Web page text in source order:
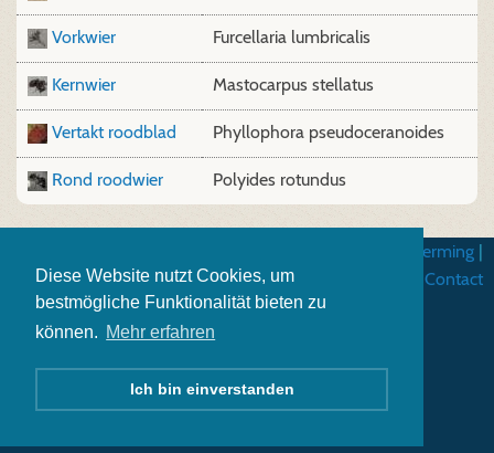
Diese Website nutzt Cookies, um
bestmögliche Funktionalität bieten zu
können. Mehr erfahren
Ich bin einverstanden
Vorkwier Furcellaria lumbricalis
Kernwier Mastocarpus stellatus
Vertakt roodblad Phyllophora pseudoceranoides
Rond roodwier Polyides rotundus
Gegevensbescherming |
Contact